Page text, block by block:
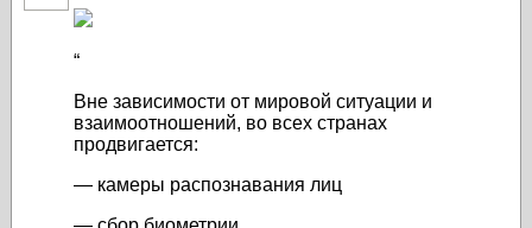
“
Вне зависимости от мировой ситуации и
взаимоотношений, во всех странах
продвигается:
— камеры распознавания лиц